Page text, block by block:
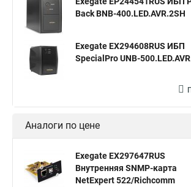
Back BNB-400.LED.AVR.2SH
Exegate EX294608RUS ИБП
SpecialPro UNB-
Аналоги по цене
Exegate EX297647RUS
Внутренняя SNMP-карта
NetExpert 522/Richcomm